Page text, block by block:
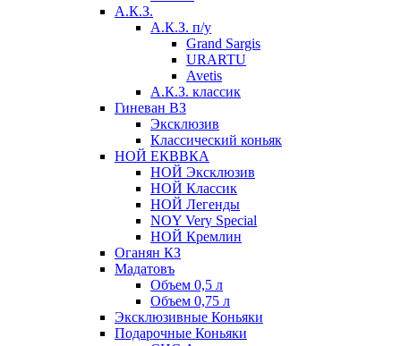
А.К.З.
А.К.З. п/у
Grand Sargis
URARTU
Avetis
А.К.З. классик
Гиневан ВЗ
Эксклюзив
Классический коньяк
НОЙ ЕКВВКА
НОЙ Эксклюзив
НОЙ Классик
НОЙ Легенды
NOY Very Speсial
НОЙ Кремлин
Оганян КЗ
Мадатовъ
Объем 0,5 л
Объем 0,75 л
Эксклюзивные Коньяки
Подарочные Коньяки